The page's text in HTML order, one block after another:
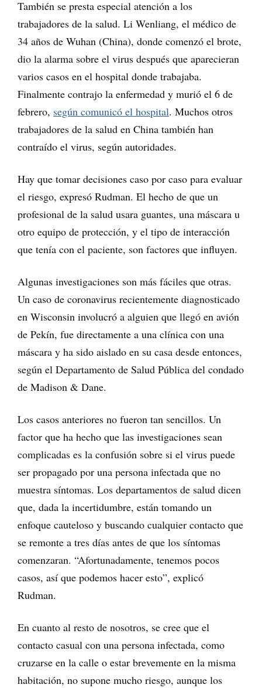
También se presta especial atención a los
trabajadores de la salud. Li Wenliang, el médico de
34 años de Wuhan (China), donde comenzó el brote,
dio la alarma sobre el virus después que aparecieran
varios casos en el hospital donde trabajaba.
Finalmente contrajo la enfermedad y murió el 6 de
febrero, según comunicó el hospital. Muchos otros
trabajadores de la salud en China también han
contraído el virus, según autoridades.
Hay que tomar decisiones caso por caso para evaluar
el riesgo, expresó Rudman. El hecho de que un
profesional de la salud usara guantes, una máscara u
otro equipo de protección, y el tipo de interacción
que tenía con el paciente, son factores que influyen.
Algunas investigaciones son más fáciles que otras.
Un caso de coronavirus recientemente diagnosticado
en Wisconsin involucró a alguien que llegó en avión
de Pekín, fue directamente a una clínica con una
máscara y ha sido aislado en su casa desde entonces,
según el Departamento de Salud Pública del condado
de Madison & Dane.
Los casos anteriores no fueron tan sencillos. Un
factor que ha hecho que las investigaciones sean
complicadas es la confusión sobre si el virus puede
ser propagado por una persona infectada que no
muestra síntomas. Los departamentos de salud dicen
que, dada la incertidumbre, están tomando un
enfoque cauteloso y buscando cualquier contacto que
se remonte a tres días antes de que los síntomas
comenzaran. “Afortunadamente, tenemos pocos
casos, así que podemos hacer esto”, explicó
Rudman.
En cuanto al resto de nosotros, se cree que el
contacto casual con una persona infectada, como
cruzarse en la calle o estar brevemente en la misma
habitación, no supone mucho riesgo, aunque los